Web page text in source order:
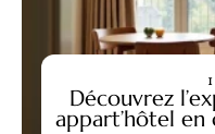
Découvrez
appart’hôtel en